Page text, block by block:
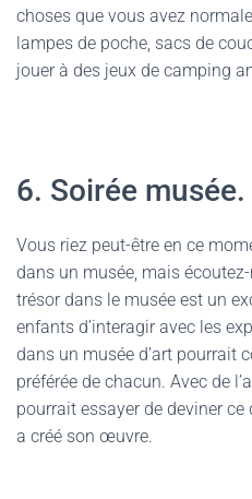
choses que vous avez
lampes de poche, sacs de
jouer à des jeux de camping
6. Soirée musée.
Vous riez peut-être en ce
dans un musée, mais
trésor dans le musée est un
enfants d’interagir avec les
dans un musée d’art pourrait
préférée de chacun. Avec de
pourrait essayer de deviner ce
a créé son œuvre.